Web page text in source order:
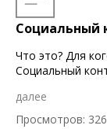
Социальный
Что это? Для
Социальный
далее
Просмотров: 326